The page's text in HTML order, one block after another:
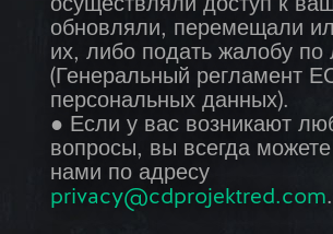
осуществляли доступ к
обновляли, перемещали
их, либо подать жалобу по
(Генеральный регламент
персональных данных).
● Если у вас возникают
вопросы, вы всегда можете
нами по адресу
privacy@cdprojektred.com.